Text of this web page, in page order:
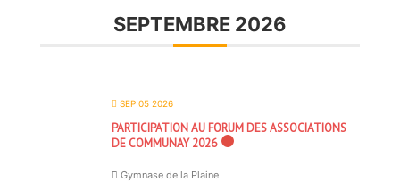
SEPTEMBRE 2026
SEP 05 2026
PARTICIPATION AU FORUM DES ASSOCIATIONS
DE COMMUNAY 2026
Gymnase de la Plaine